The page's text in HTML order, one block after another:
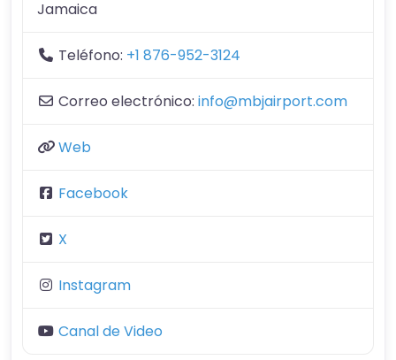
Jamaica
Teléfono: +1 876-952-3124
Correo electrónico: info@mbjairport.com
Web
Facebook
X
Instagram
Canal de Video